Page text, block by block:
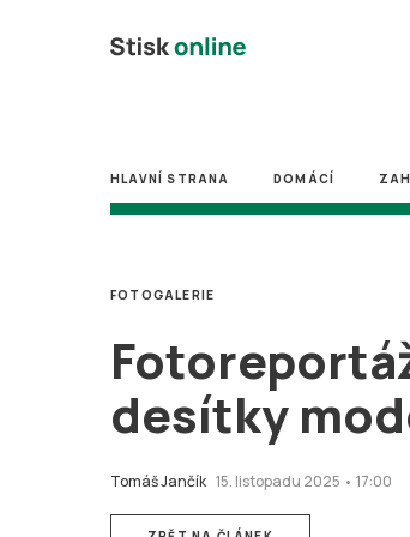
HLAVNÍ STRANA DOMÁCÍ
desítky
Tomáš Jančík 15. listopadu 2025 • 17:00
FOTOGALERIE